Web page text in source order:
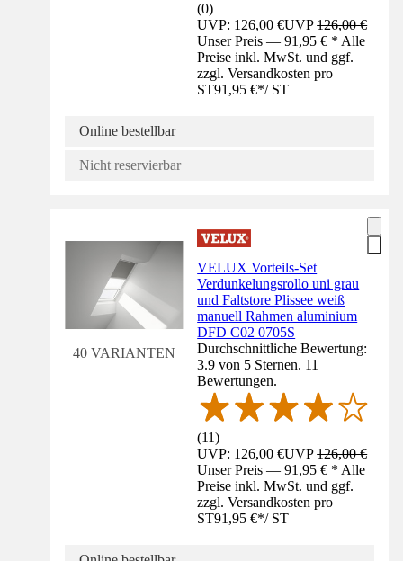
(0)
UVP: 126,00 €UVP126,00 €
Unser Preis — 91,95 € * Alle
Preise inkl. MwSt. und ggf.
zzgl. Versandkosten pro
ST91,95 €*/ ST
Online bestellbar
Nicht reservierbar
40 VARIANTEN
VELUX Vorteils-Set
Verdunkelungsrollo uni grau
und Faltstore Plissee weiß
manuell Rahmen aluminium
DFD C02 0705S
Durchschnittliche Bewertung:
3.9 von 5 Sternen. 11
Bewertungen.
(11)
UVP: 126,00 €UVP126,00 €
Unser Preis — 91,95 € * Alle
Preise inkl. MwSt. und ggf.
zzgl. Versandkosten pro
ST91,95 €*/ ST